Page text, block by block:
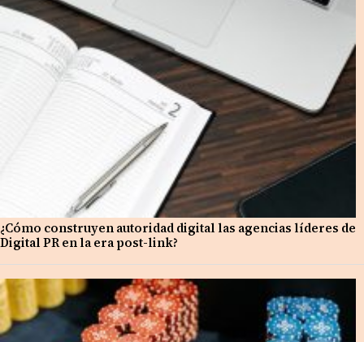
¿Cómo construyen autoridad digital las agencias líderes de
Digital PR en la era post-link?